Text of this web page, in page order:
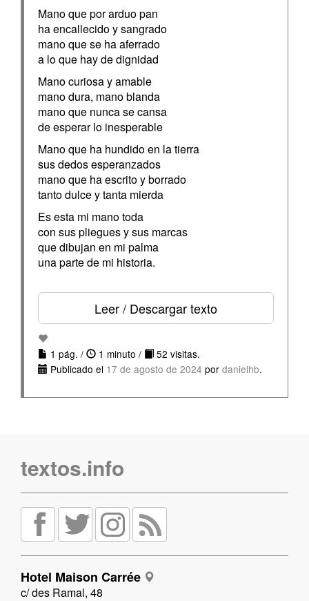
Mano que por arduo pan
ha encallecido y sangrado
mano que se ha aferrado
a lo que hay de dignidad
Mano curiosa y amable
mano dura, mano blanda
mano que nunca se cansa
de esperar lo inesperable
Mano que ha hundido en la tierra
sus dedos esperanzados
mano que ha escrito y borrado
tanto dulce y tanta mierda
Es esta mi mano toda
con sus pliegues y sus marcas
que dibujan en mi palma
una parte de mi historia.
Leer / Descargar texto
1 pág. / 1 minuto /
52 visitas.
Publicado el 17 de agosto de 2024 por danielhb.
textos.info
Hotel Maison Carrée
c/ des Ramal, 48